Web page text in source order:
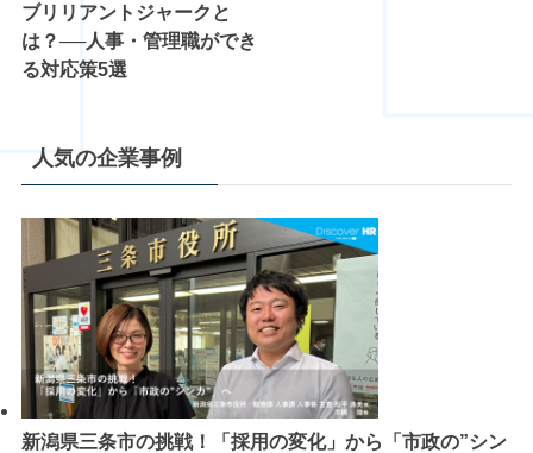
ブリリアントジャークと
は？──人事・管理職ができ
る対応策5選
人気の企業事例
新潟県三条市の挑戦！「採用の変化」から「市政の”シン